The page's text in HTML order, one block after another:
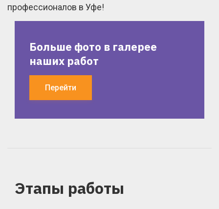
профессионалов в Уфе!
Больше фото в галерее
наших работ
Перейти
Этапы работы